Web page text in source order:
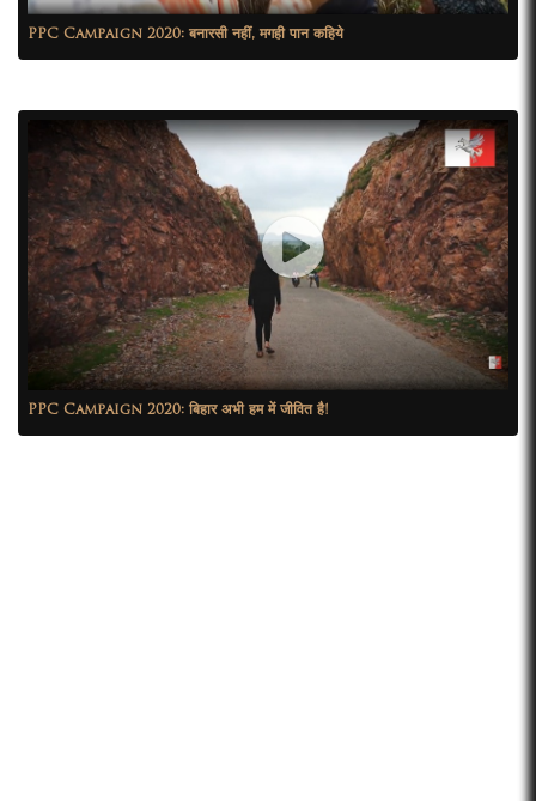
PPC Campaign 2020: बनारसी नहीं, मगही पान कहिये
PPC Campaign 2020: बिहार अभी हम में जीवित है!